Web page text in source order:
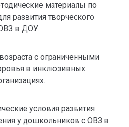
материалы по
развития творческого
в ДОУ.
с ограниченными
в инклюзивных
условия развития
у дошкольников с ОВЗ в